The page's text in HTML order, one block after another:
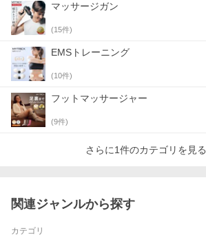
マッサージガン
(15件)
EMSトレーニング
(10件)
フットマッサージャー
(9件)
さらに1件のカテゴリを見る
関連ジャンルから探す
カテゴリ